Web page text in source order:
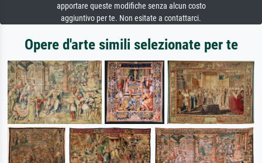
apportare queste modifiche senza alcun costo
aggiuntivo per te. Non esitate a contattarci.
Opere d'arte simili selezionate per te